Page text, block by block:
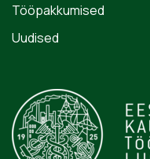
Tööpakkumised
Uudised